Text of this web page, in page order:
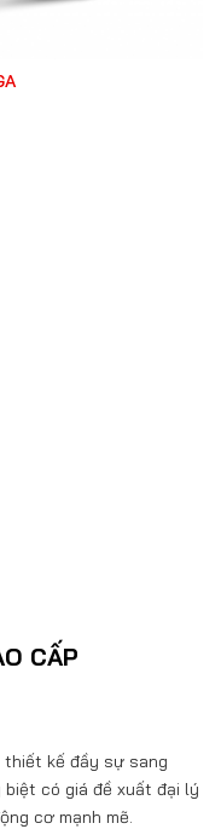
CẤP
thiết kế đầy sự sang
có giá đề xuất đại lý
cơ mạnh mẽ.